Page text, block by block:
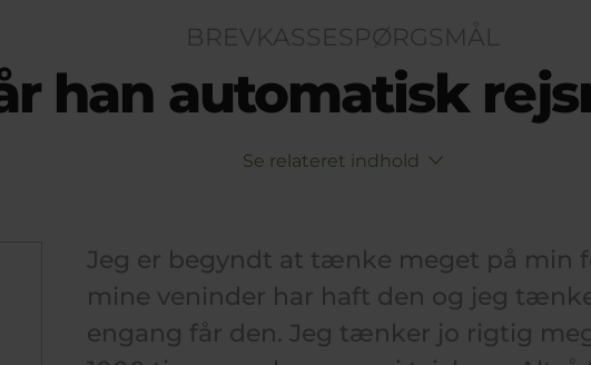
BREVKASSESPØRGSMÅL
han automatisk
Se relateret indhold
Jeg er begyndt at tænke meget på min
mine veninder har haft den og jeg
engang får den. Jeg tænker jo rigtig